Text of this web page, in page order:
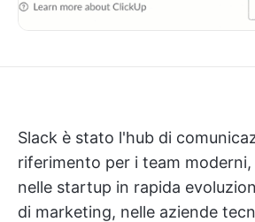
Slack è stato l'hub di
riferimento per i team
nelle startup in rapida
di marketing, nelle aziende